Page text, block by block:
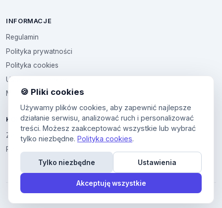
INFORMACJE
Regulamin
Polityka prywatności
Polityka cookies
Ustawienia cookies
Multikod
KONTO
Zaloguj sie
Panel uzytkownika
🍪 Pliki cookies
Używamy plików cookies, aby zapewnić najlepsze
działanie serwisu, analizować ruch i personalizować
treści. Możesz zaakceptować wszystkie lub wybrać
tylko niezbędne. Polityka cookies.
Tylko niezbędne Ustawienia
Akceptuję wszystkie